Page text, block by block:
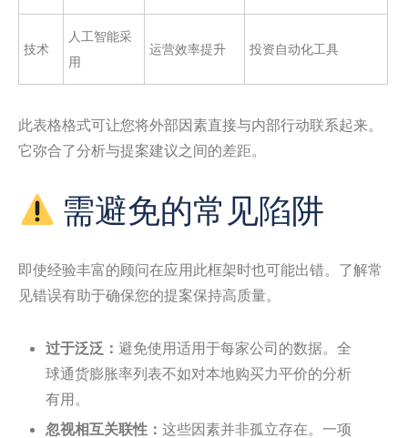
技术
人工智能采
用
运营效率提升 投资自动化工具
此表格格式可让您将外部因素直接与内部行动联系起来。
它弥合了分析与提案建议之间的差距。
需避免的常见陷阱
即使经验丰富的顾问在应用此框架时也可能出错。了解常
见错误有助于确保您的提案保持高质量。
过于泛泛： 避免使用适用于每家公司的数据。全
球通货膨胀率列表不如对本地购买力平价的分析
有用。
忽视相互关联性： 这些因素并非孤立存在。一项